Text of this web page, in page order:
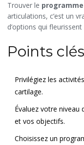
Trouver le
articulations, c’est un
d’options qui
quels critères retenir
l’adapter à votre âge,
Points clés
Privilégiez les
cartilage.
Évaluez votre niveau
et vos objectifs.
Choisissez un